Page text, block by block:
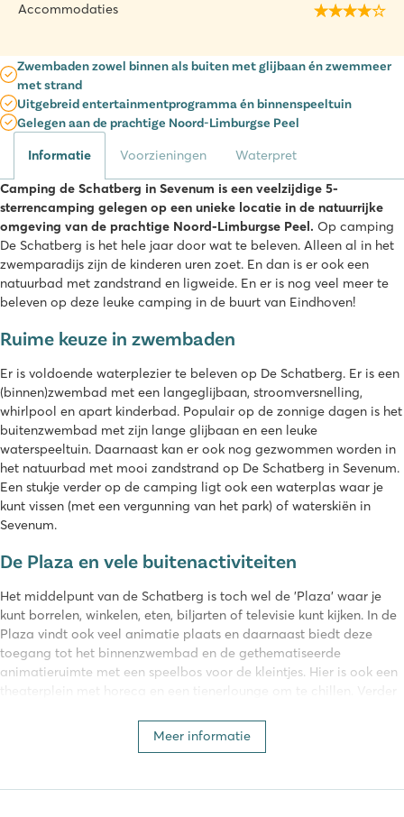
Accommodaties
Zwembaden zowel binnen als buiten met glijbaan én zwemmeer
met strand
Uitgebreid entertainmentprogramma én binnenspeeltuin
Gelegen aan de prachtige Noord-Limburgse Peel
Informatie Voorzieningen Waterpret
Camping de Schatberg in Sevenum is een veelzijdige 5-
sterrencamping gelegen op een unieke locatie in de natuurrijke
omgeving van de prachtige Noord-Limburgse Peel. Op camping
De Schatberg is het hele jaar door wat te beleven. Alleen al in het
zwemparadijs zijn de kinderen uren zoet. En dan is er ook een
natuurbad met zandstrand en ligweide. En er is nog veel meer te
beleven op deze leuke camping in de buurt van Eindhoven!
Ruime keuze in zwembaden
Er is voldoende waterplezier te beleven op De Schatberg. Er is een
(binnen)zwembad met een langeglijbaan, stroomversnelling,
whirlpool en apart kinderbad. Populair op de zonnige dagen is het
buitenzwembad met zijn lange glijbaan en een leuke
waterspeeltuin. Daarnaast kan er ook nog gezwommen worden in
het natuurbad met mooi zandstrand op De Schatberg in Sevenum.
Een stukje verder op de camping ligt ook een waterplas waar je
kunt vissen (met een vergunning van het park) of waterskiën in
Sevenum.
De Plaza en vele buitenactiviteiten
Het middelpunt van de Schatberg is toch wel de 'Plaza' waar je
kunt borrelen, winkelen, eten, biljarten of televisie kunt kijken. In de
Plaza vindt ook veel animatie plaats en daarnaast biedt deze
toegang tot het binnenzwembad en de gethematiseerde
animatieruimte met een speelbos voor de kleintjes. Hier is ook een
theaterplein met horeca en een tienerlounge om te chillen. Verder
Meer informatie